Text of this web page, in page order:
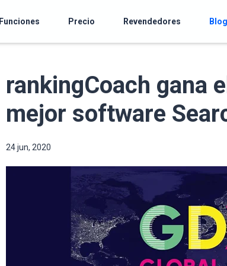
Funciones Precio Revendedores Blog
rankingCoach gana
mejor software
24 jun, 2020